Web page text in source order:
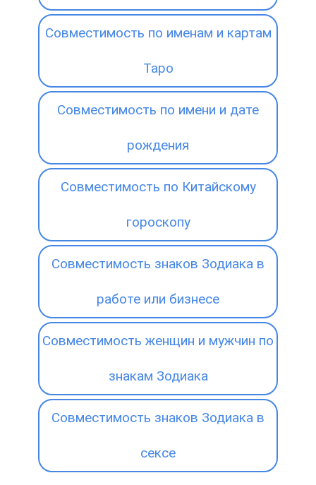
Совместимость по именам и картам
Таро
Совместимость по имени и дате
рождения
Совместимость по Китайскому
гороскопу
Совместимость знаков Зодиака в
работе или бизнесе
Совместимость женщин и мужчин по
знакам Зодиака
Совместимость знаков Зодиака в
сексе